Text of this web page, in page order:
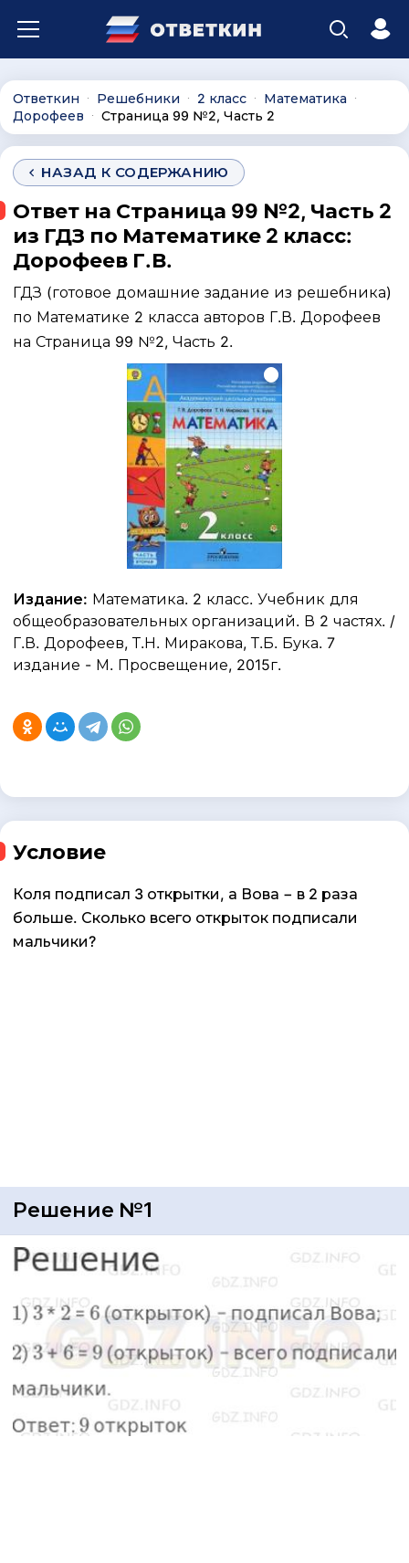
Ответкин ∙ Решебники ∙ 2 класс ∙ Математика ∙
Дорофеев ∙ Страница 99 №2, Часть 2
НАЗАД К СОДЕРЖАНИЮ
Ответ на Страница 99 №2, Часть 2
из ГДЗ по Математике 2 класс:
Дорофеев Г.В.
ГДЗ (готовое домашние задание из решебника)
по Математике 2 класса авторов Г.В. Дорофеев
на Страница 99 №2, Часть 2.
Издание: Математика. 2 класс. Учебник для
общеобразовательных организаций. В 2 частях. /
Г.В. Дорофеев, Т.Н. Миракова, Т.Б. Бука. 7
издание - М. Просвещение, 2015г.
Условие
Коля подписал 3 открытки, а Вова − в 2 раза
больше. Сколько всего открыток подписали
мальчики?
Решение №1